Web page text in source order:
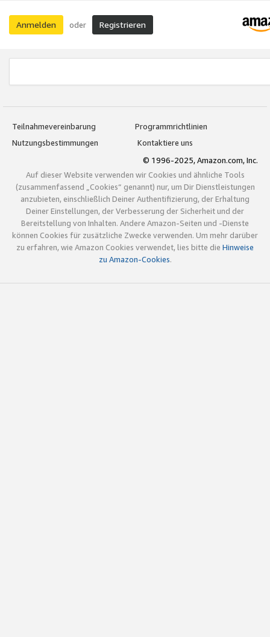
Anmelden oder Registrieren
Teilnahmevereinbarung
Programmrichtlinien
Nutzungsbestimmungen
Kontaktiere uns
© 1996-2025, Amazon.com, Inc.
Auf dieser Website verwenden wir Cookies und ähnliche Tools
(zusammenfassend „Cookies“ genannt) nur, um Dir Dienstleistungen
anzubieten, einschließlich Deiner Authentifizierung, der Erhaltung
Deiner Einstellungen, der Verbesserung der Sicherheit und der
Bereitstellung von Inhalten. Andere Amazon-Seiten und -Dienste
können Cookies für zusätzliche Zwecke verwenden. Um mehr darüber
zu erfahren, wie Amazon Cookies verwendet, lies bitte die Hinweise
zu Amazon-Cookies.